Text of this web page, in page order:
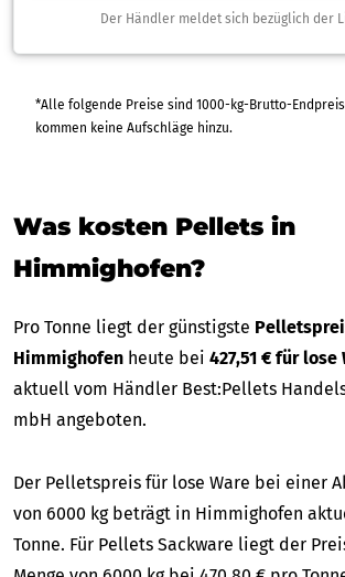
Der Händler meldet sich bezüglich der
*Alle folgende Preise sind 1000-kg-Brutto-Endpreise inkl. 7%
kommen keine Aufschläge hinzu.
Was kosten Pellets in
Himmighofen?
Pro Tonne liegt der günstigste
Himmighofen heute bei 427,51 € für lose
aktuell vom Händler Best:Pellets
mbH angeboten.
Der Pelletspreis für lose Ware bei einer
von 6000 kg beträgt in Himmighofen
Tonne. Für Pellets Sackware liegt der